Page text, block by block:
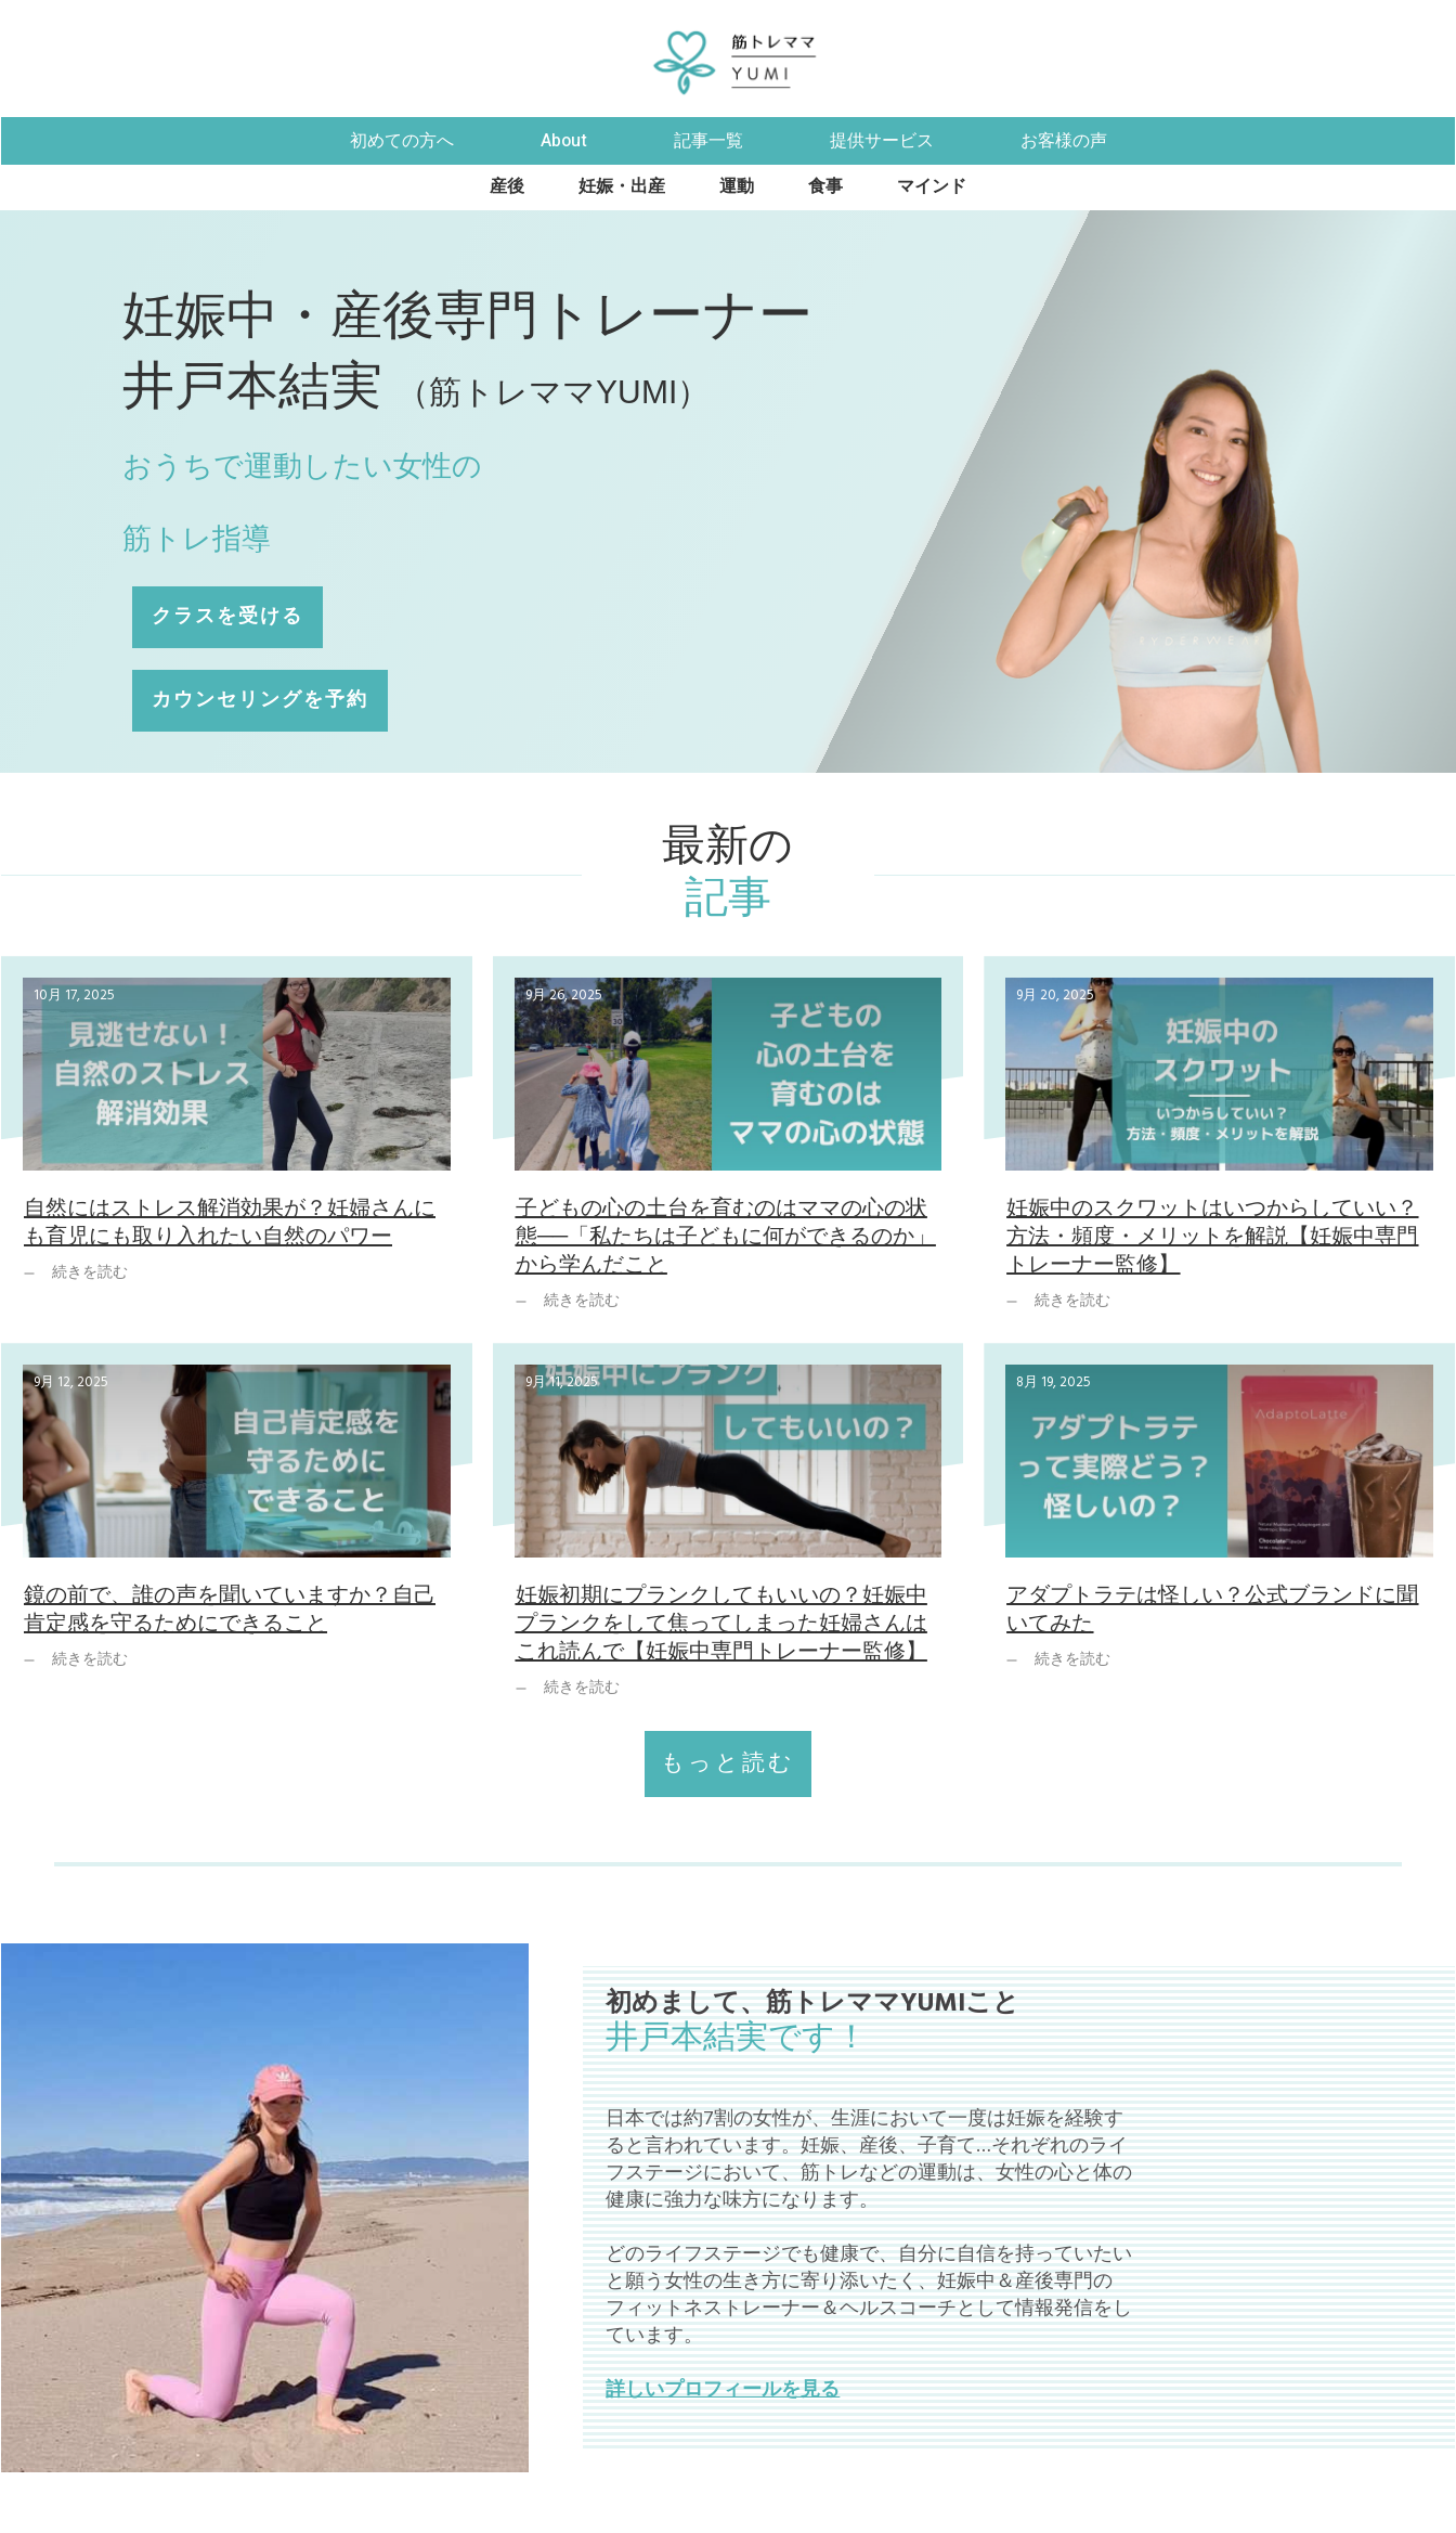
初めての方へ About 記事一覧 提供サービス お客様の声
産後 妊娠・出産 運動 食事 マインド
妊娠中・産後専門 トレーナー
井戸本結実 （筋トレママYUMI）
おうちで運動したい女性の
筋トレ指導
クラスを受ける
カウンセリングを予約
最新の
記事
10月 17, 2025
自然にはストレス解消効果が？妊婦さんに
も育児にも取り入れたい自然のパワー
続きを読む
9月 26, 2025
子どもの心の土台を育むのはママの心の状
態──「私たちは子どもに何ができるのか」
から学んだこと
続きを読む
9月 20, 2025
妊娠中のスクワットはいつからしていい？
方法・頻度・メリットを解説【妊娠中専門
トレーナー監修】
続きを読む
9月 12, 2025
鏡の前で、誰の声を聞いていますか？自己
肯定感を守るためにできること
続きを読む
9月 11, 2025
妊娠初期にプランクしてもいいの？妊娠中
プランクをして焦ってしまった妊婦さんは
これ読んで【妊娠中専門トレーナー監修】
続きを読む
8月 19, 2025
アダプトラテは怪しい？公式ブランドに聞
いてみた
続きを読む
もっと読む
初めまして、筋トレママYUMIこと
井戸本結実です！
日本では約7割の女性が、生涯において一度は妊娠を経験す
ると言われています。妊娠、産後、子育て…それぞれのライ
フステージにおいて、筋トレなどの運動は、女性の心と体の
健康に強力な味方になります。
どのライフステージでも健康で、自分に自信を持っていたい
と願う女性の生き方に寄り添いたく、妊娠中＆産後専門の
フィットネストレーナー＆ヘルスコーチとして情報発信をし
ています。
詳しいプロフィールを見る